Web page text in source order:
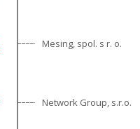
Mesing, spol. s r. o.
Network Group, s.r.o.